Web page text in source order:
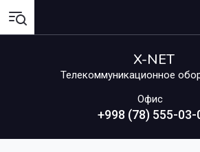
X-NET
Телекоммуникационное
Офис
+998 (78) 555-03-